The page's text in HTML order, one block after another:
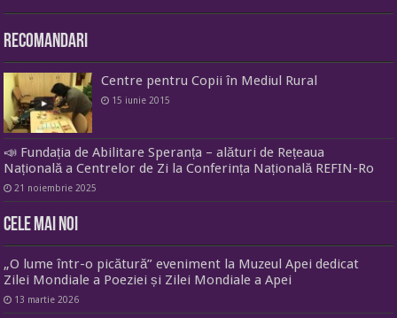
Recomandari
Centre pentru Copii în Mediul Rural
15 iunie 2015
📣 Fundația de Abilitare Speranța – alături de Rețeaua
Națională a Centrelor de Zi la Conferința Națională REFIN-Ro
21 noiembrie 2025
Cele mai noi
„O lume într-o picătură” eveniment la Muzeul Apei dedicat
Zilei Mondiale a Poeziei și Zilei Mondiale a Apei
13 martie 2026